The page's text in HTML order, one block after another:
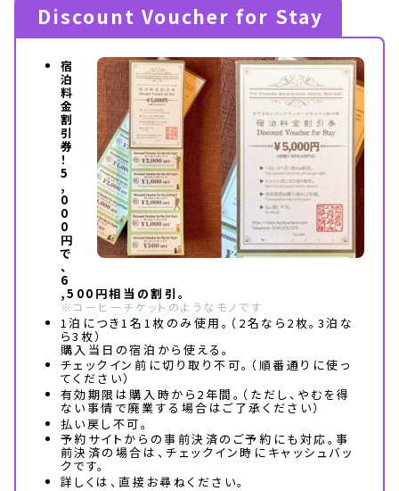
Discount Voucher for Stay
宿
泊
料
金
割
引
券
！
5
,
0
0
0
円
で
、
6
,500円相当の割引。
※コーヒーチケットのようなモノです
1泊につき1名1枚のみ使用。（2名なら2枚。3泊な
ら3枚）
購入当日の宿泊から使える。
チェックイン前に切り取り不可。（順番通りに使っ
てください）
有効期限は購入時から2年間。（ただし、やむを得
ない事情で廃業する場合はご了承ください）
払い戻し不可。
予約サイトからの事前決済のご予約にも対応。事
前決済の場合は、チェックイン時にキャッシュバッ
クです。
詳しくは、直接お尋ねください。